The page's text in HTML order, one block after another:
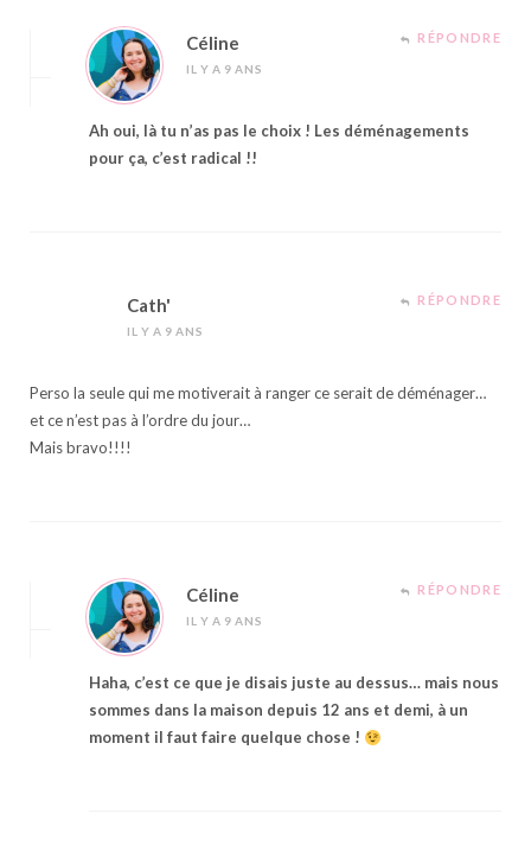
Céline
IL Y A 9 ANS
RÉPONDRE
Ah oui, là tu n’as pas le choix ! Les déménagements
pour ça, c’est radical !!
Cath'
IL Y A 9 ANS
RÉPONDRE
Perso la seule qui me motiverait à ranger ce serait de déménager…
et ce n’est pas à l’ordre du jour…
Mais bravo!!!!
Céline
IL Y A 9 ANS
RÉPONDRE
Haha, c’est ce que je disais juste au dessus… mais nous
sommes dans la maison depuis 12 ans et demi, à un
moment il faut faire quelque chose !